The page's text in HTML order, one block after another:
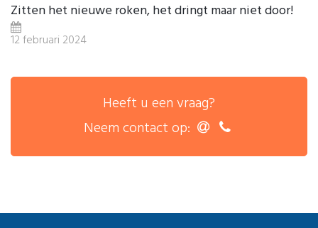
Zitten het nieuwe roken, het dringt maar niet door!
12 februari 2024
Heeft u een vraag?
Neem contact op: